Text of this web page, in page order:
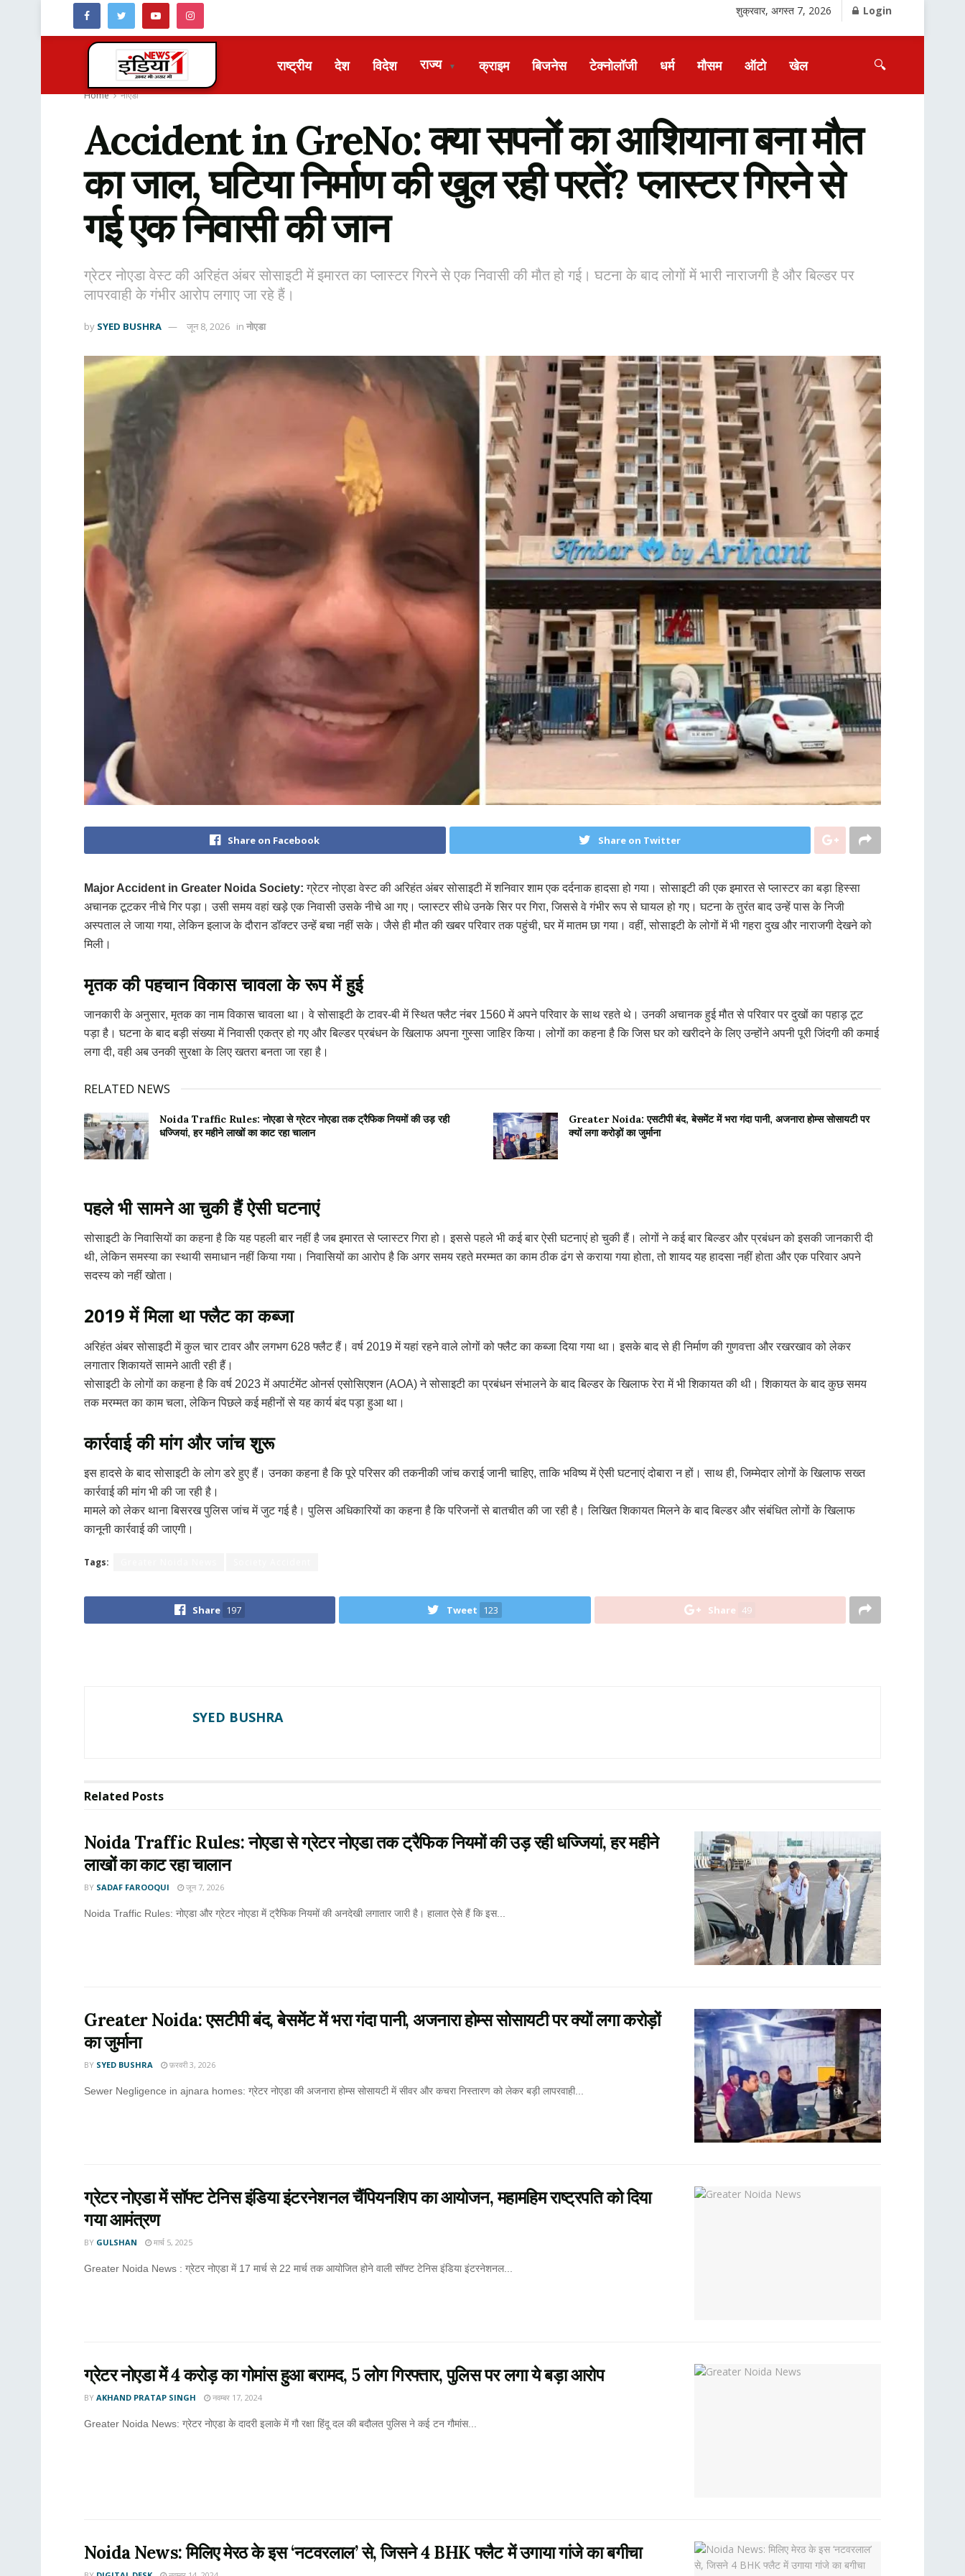
शुक्रवार, अगस्त 7, 2026 Login
राष्ट्रीय देश विदेश राज्य ▼ क्राइम बिजनेस टेक्नोलॉजी धर्म मौसम ऑटो खेल 🔍
Home नोएडा
Accident in GreNo: क्या सपनों का आशियाना बना मौत
का जाल, घटिया निर्माण की खुल रही परतें? प्लास्टर गिरने से
गई एक निवासी की जान
ग्रेटर नोएडा वेस्ट की अरिहंत अंबर सोसाइटी में इमारत का प्लास्टर गिरने से एक निवासी की मौत हो गई। घटना के बाद लोगों में भारी नाराजगी है और बिल्डर पर
लापरवाही के गंभीर आरोप लगाए जा रहे हैं।
by SYED BUSHRA जून 8, 2026 in नोएडा
Share on Facebook Share on Twitter
Major Accident in Greater Noida Society: ग्रेटर नोएडा वेस्ट की अरिहंत अंबर सोसाइटी में शनिवार शाम एक दर्दनाक हादसा हो गया। सोसाइटी की एक इमारत से प्लास्टर का बड़ा हिस्सा
अचानक टूटकर नीचे गिर पड़ा। उसी समय वहां खड़े एक निवासी उसके नीचे आ गए। प्लास्टर सीधे उनके सिर पर गिरा, जिससे वे गंभीर रूप से घायल हो गए। घटना के तुरंत बाद उन्हें पास के निजी
अस्पताल ले जाया गया, लेकिन इलाज के दौरान डॉक्टर उन्हें बचा नहीं सके। जैसे ही मौत की खबर परिवार तक पहुंची, घर में मातम छा गया। वहीं, सोसाइटी के लोगों में भी गहरा दुख और नाराजगी देखने को
मिली।
मृतक की पहचान विकास चावला के रूप में हुई
जानकारी के अनुसार, मृतक का नाम विकास चावला था। वे सोसाइटी के टावर-बी में स्थित फ्लैट नंबर 1560 में अपने परिवार के साथ रहते थे। उनकी अचानक हुई मौत से परिवार पर दुखों का पहाड़ टूट
पड़ा है। घटना के बाद बड़ी संख्या में निवासी एकत्र हो गए और बिल्डर प्रबंधन के खिलाफ अपना गुस्सा जाहिर किया। लोगों का कहना है कि जिस घर को खरीदने के लिए उन्होंने अपनी पूरी जिंदगी की कमाई
लगा दी, वही अब उनकी सुरक्षा के लिए खतरा बनता जा रहा है।
RELATED NEWS
Noida Traffic Rules: नोएडा से ग्रेटर नोएडा तक ट्रैफिक नियमों की उड़ रही
धज्जियां, हर महीने लाखों का काट रहा चालान
Greater Noida: एसटीपी बंद, बेसमेंट में भरा गंदा पानी, अजनारा होम्स सोसायटी पर
क्यों लगा करोड़ों का जुर्माना
पहले भी सामने आ चुकी हैं ऐसी घटनाएं
सोसाइटी के निवासियों का कहना है कि यह पहली बार नहीं है जब इमारत से प्लास्टर गिरा हो। इससे पहले भी कई बार ऐसी घटनाएं हो चुकी हैं। लोगों ने कई बार बिल्डर और प्रबंधन को इसकी जानकारी दी
थी, लेकिन समस्या का स्थायी समाधान नहीं किया गया। निवासियों का आरोप है कि अगर समय रहते मरम्मत का काम ठीक ढंग से कराया गया होता, तो शायद यह हादसा नहीं होता और एक परिवार अपने
सदस्य को नहीं खोता।
2019 में मिला था फ्लैट का कब्जा
अरिहंत अंबर सोसाइटी में कुल चार टावर और लगभग 628 फ्लैट हैं। वर्ष 2019 में यहां रहने वाले लोगों को फ्लैट का कब्जा दिया गया था। इसके बाद से ही निर्माण की गुणवत्ता और रखरखाव को लेकर
लगातार शिकायतें सामने आती रही हैं।
सोसाइटी के लोगों का कहना है कि वर्ष 2023 में अपार्टमेंट ओनर्स एसोसिएशन (AOA) ने सोसाइटी का प्रबंधन संभालने के बाद बिल्डर के खिलाफ रेरा में भी शिकायत की थी। शिकायत के बाद कुछ समय
तक मरम्मत का काम चला, लेकिन पिछले कई महीनों से यह कार्य बंद पड़ा हुआ था।
कार्रवाई की मांग और जांच शुरू
इस हादसे के बाद सोसाइटी के लोग डरे हुए हैं। उनका कहना है कि पूरे परिसर की तकनीकी जांच कराई जानी चाहिए, ताकि भविष्य में ऐसी घटनाएं दोबारा न हों। साथ ही, जिम्मेदार लोगों के खिलाफ सख्त
कार्रवाई की मांग भी की जा रही है।
मामले को लेकर थाना बिसरख पुलिस जांच में जुट गई है। पुलिस अधिकारियों का कहना है कि परिजनों से बातचीत की जा रही है। लिखित शिकायत मिलने के बाद बिल्डर और संबंधित लोगों के खिलाफ
कानूनी कार्रवाई की जाएगी।
Tags:
Share 197 Tweet 123 Share 49
SYED BUSHRA
Related Posts
Noida Traffic Rules: नोएडा से ग्रेटर नोएडा तक ट्रैफिक नियमों की उड़ रही धज्जियां, हर महीने
लाखों का काट रहा चालान
BY SADAF FAROOQUI जून 7, 2026
Noida Traffic Rules: नोएडा और ग्रेटर नोएडा में ट्रैफिक नियमों की अनदेखी लगातार जारी है। हालात ऐसे हैं कि इस...
Greater Noida: एसटीपी बंद, बेसमेंट में भरा गंदा पानी, अजनारा होम्स सोसायटी पर क्यों लगा करोड़ों
का जुर्माना
BY SYED BUSHRA फ़रवरी 3, 2026
Sewer Negligence in ajnara homes: ग्रेटर नोएडा की अजनारा होम्स सोसायटी में सीवर और कचरा निस्तारण को लेकर बड़ी लापरवाही...
ग्रेटर नोएडा में सॉफ्ट टेनिस इंडिया इंटरनेशनल चैंपियनशिप का आयोजन, महामहिम राष्ट्रपति को दिया
गया आमंत्रण
BY GULSHAN मार्च 5, 2025
Greater Noida News : ग्रेटर नोएडा में 17 मार्च से 22 मार्च तक आयोजित होने वाली सॉफ्ट टेनिस इंडिया इंटरनेशनल...
ग्रेटर नोएडा में 4 करोड़ का गोमांस हुआ बरामद, 5 लोग गिरफ्तार, पुलिस पर लगा ये बड़ा आरोप
BY AKHAND PRATAP SINGH नवम्बर 17, 2024
Greater Noida News: ग्रेटर नोएडा के दादरी इलाके में गौ रक्षा हिंदू दल की बदौलत पुलिस ने कई टन गौमांस...
Noida News: मिलिए मेरठ के इस ‘नटवरलाल’ से, जिसने 4 BHK फ्लैट में उगाया गांजे का बगीचा